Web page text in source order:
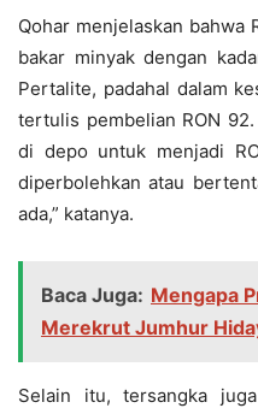
Qohar menjelaskan bahwa
bakar minyak dengan
Pertalite, padahal dalam
tertulis pembelian RON
di depo untuk menjadi
diperbolehkan atau
ada,” katanya.
Baca Juga: Mengapa
Merekrut Jumhur
Selain itu, tersangka